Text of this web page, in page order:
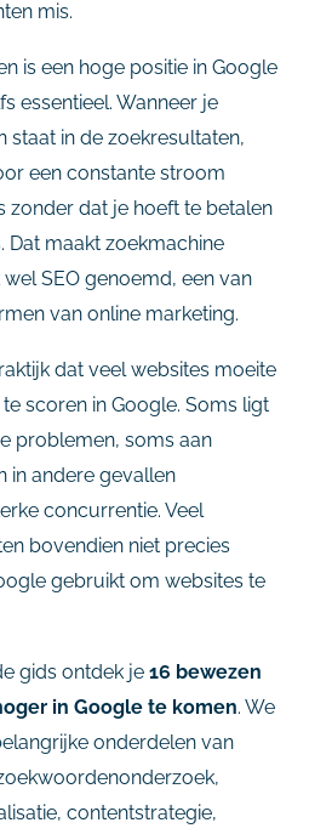
mis.
is een hoge positie in Google
essentieel. Wanneer je
staat in de zoekresultaten,
een constante stroom
zonder dat je hoeft te betalen
Dat maakt zoekmachine
wel SEO genoemd, een van
van online marketing.
dat veel websites moeite
te scoren in Google. Soms ligt
problemen, soms aan
in andere gevallen
concurrentie. Veel
bovendien niet precies
gebruikt om websites te
gids ontdek je 16 bewezen
in Google te komen. We
onderdelen van
contentstrategie,